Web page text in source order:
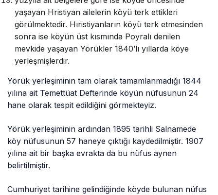
yaşayan Hristiyan ailelerin köyü terk ettikleri
görülmektedir. Hıristiyanların köyü terk etmesinden
sonra ise köyün üst kısmında Poyralı denilen
mevkide yaşayan Yörükler 1840’lı yıllarda köye
yerleşmişlerdir.
Yörük yerleşiminin tam olarak tamamlanmadığı 1844
yılına ait Temettüat Defterinde köyün nüfusunun 24
hane olarak tespit edildiğini görmekteyiz.
Yörük yerleşiminin ardından 1895 tarihli Salnamede
köy nüfusunun 57 haneye çıktığı kaydedilmiştir. 1907
yılına ait bir başka evrakta da bu nüfus aynen
belirtilmiştir.
Cumhuriyet tarihine gelindiğinde köyde bulunan nüfus